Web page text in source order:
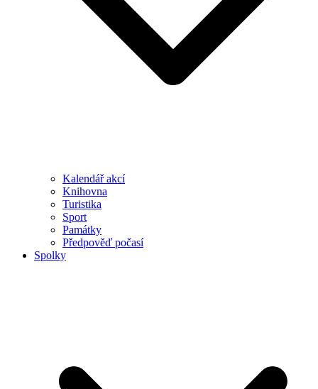
Kalendář akcí
Knihovna
Turistika
Sport
Památky
Předpověď počasí
Spolky